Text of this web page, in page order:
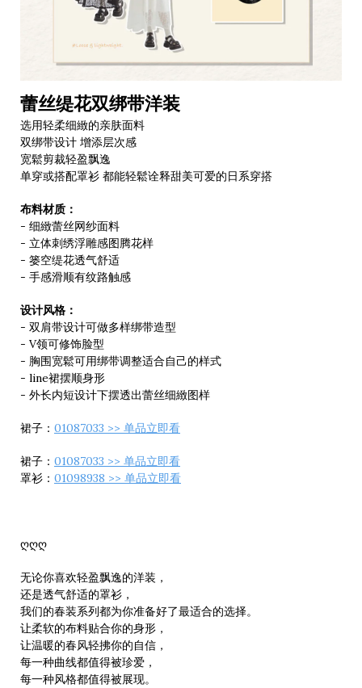
蕾丝缇花双绑带洋装
选用轻柔细緻的亲肤面料
双绑带设计 增添层次感
宽鬆剪裁轻盈飘逸
单穿或搭配罩衫 都能轻鬆诠释甜美可爱的日系穿搭
布料材质：
- 细緻蕾丝网纱面料
- 立体刺绣浮雕感图腾花样
- 篓空缇花透气舒适
- 手感滑顺有纹路触感
设计风格：
- 双肩带设计可做多样绑带造型
- V领可修饰脸型
- 胸围宽鬆可用绑带调整适合自己的样式
- line裙摆顺身形
- 外长内短设计下摆透出蕾丝细緻图样
裙子： 01087033 >> 单品立即看
裙子： 01087033 >> 单品立即看
罩衫： 01098938 >> 单品立即看
ღღღ
无论你喜欢轻盈飘逸的洋装，
还是透气舒适的罩衫，
我们的春装系列都为你准备好了最适合的选择。
让柔软的布料贴合你的身形，
让温暖的春风轻拂你的自信，
每一种曲线都值得被珍爱，
每一种风格都值得被展现。